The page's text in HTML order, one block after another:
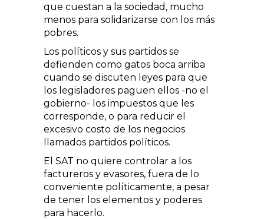
que cuestan a la sociedad, mucho
menos para solidarizarse con los más
pobres.
Los políticos y sus partidos se
defienden como gatos boca arriba
cuando se discuten leyes para que
los legisladores paguen ellos -no el
gobierno- los impuestos que les
corresponde, o para reducir el
excesivo costo de los negocios
llamados partidos políticos.
El SAT no quiere controlar a los
factureros y evasores, fuera de lo
conveniente políticamente, a pesar
de tener los elementos y poderes
para hacerlo.